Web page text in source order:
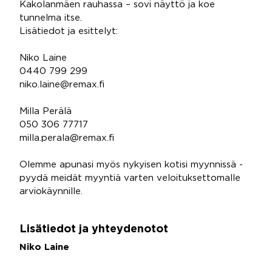
Kakolanmäen rauhassa – sovi näyttö ja koe
tunnelma itse.
Lisätiedot ja esittelyt:
Niko Laine
0440 799 299
niko.laine@remax.fi
Milla Perälä
050 306 77717
milla.perala@remax.fi
Olemme apunasi myös nykyisen kotisi myynnissä -
pyydä meidät myyntiä varten veloituksettomalle
arviokäynnille.
Lisätiedot ja yhteydenotot
Niko Laine